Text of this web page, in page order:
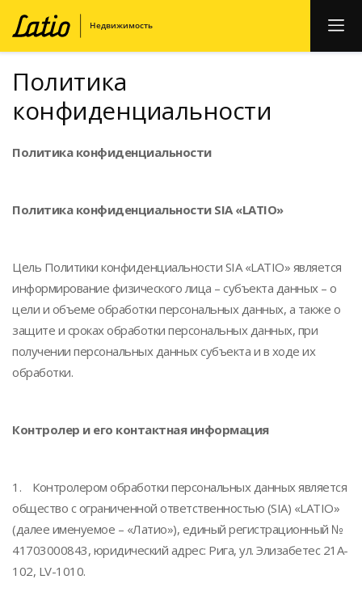
Политика
конфиденциальности
Политика конфиденциальности
Политика конфиденциальности SIA «LATIO»
Цель Политики конфиденциальности SIA «LATIO» является
информирование физического лица – субъекта данных – о
цели и объеме обработки персональных данных, а также о
защите и сроках обработки персональных данных, при
получении персональных данных субъекта и в ходе их
обработки.
Контролер и его контактная информация
1. Контролером обработки персональных данных является
общество с ограниченной ответственностью (SIA) «LATIO»
(далее именуемое – «Латио»), единый регистрационный №
41703000843, юридический адрес: Рига, ул. Элизабетес 21A-
102, LV-1010.